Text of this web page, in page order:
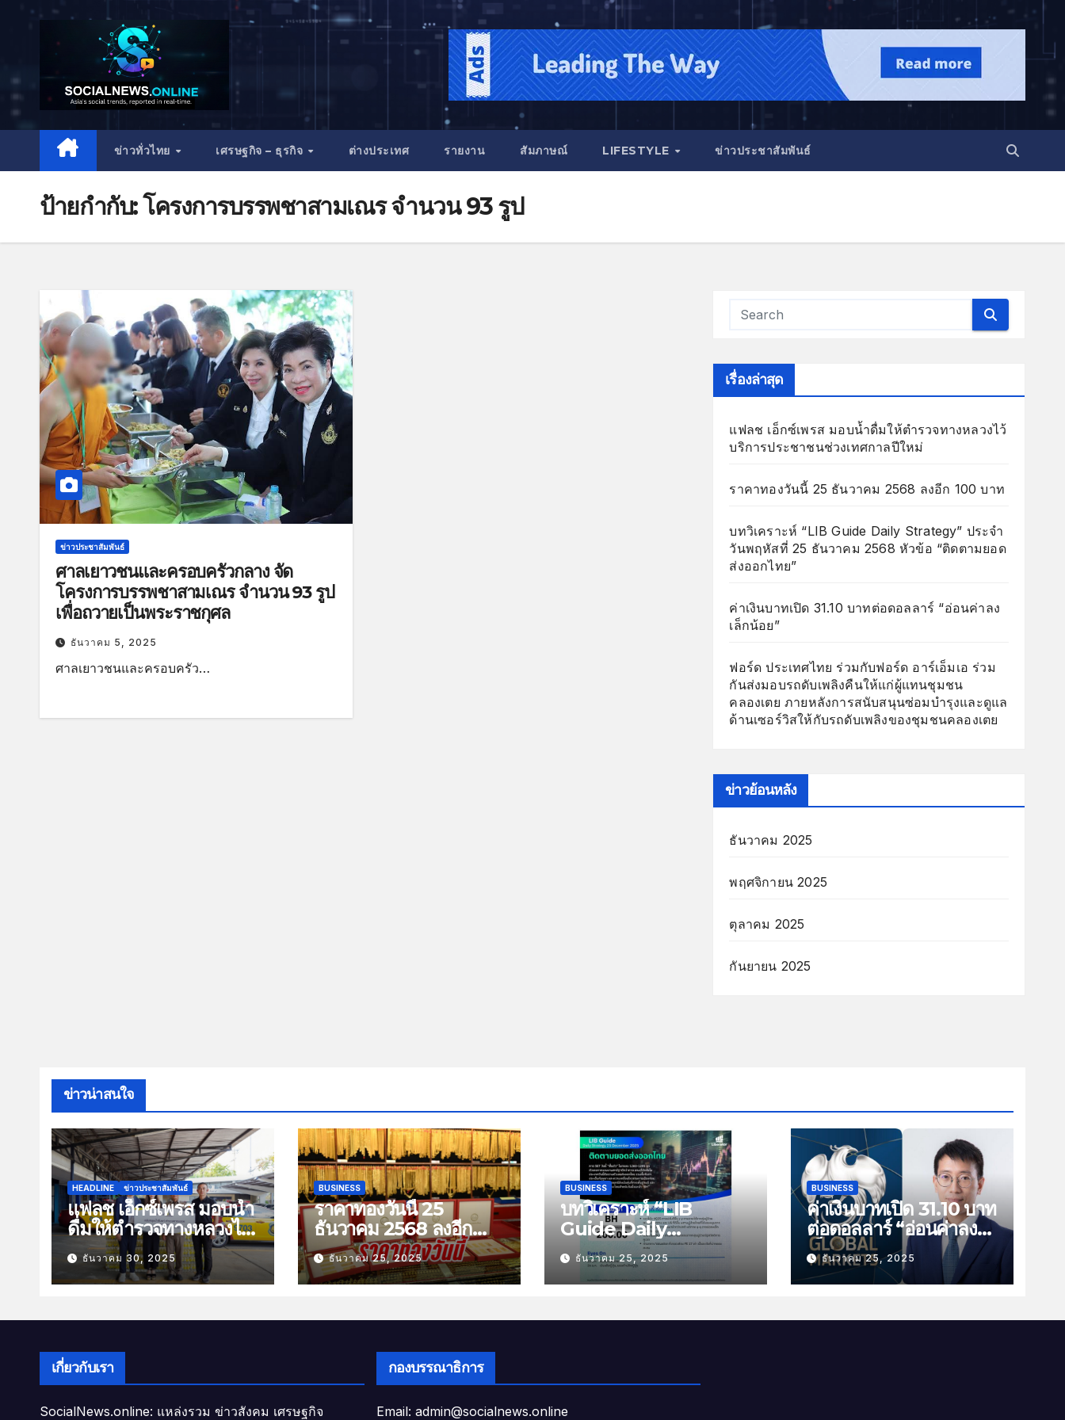
ข่าวทั่วไทย เศรษฐกิจ – ธุรกิจ ต่างประเทศ รายงาน สัมภาษณ์ LIFESTYLE ข่าวประชาสัมพันธ์
ป้ายกำกับ:โครงการบรรพชาสามเณร จำนวน 93 รูป
ข่าวประชาสัมพันธ์
ศาลเยาวชนและครอบครัวกลาง จัด
โครงการบรรพชาสามเณร จำนวน 93 รูป
เพื่อถวายเป็นพระราชกุศล
ธันวาคม 5, 2025
ศาลเยาวชนและครอบครัว…
เรื่องล่าสุด
แฟลช เอ็กซ์เพรส มอบน้ำดื่มให้ตำรวจทางหลวงไว้
บริการประชาชนช่วงเทศกาลปีใหม่
ราคาทองวันนี้ 25 ธันวาคม 2568 ลงอีก 100 บาท
บทวิเคราะห์ “LIB Guide Daily Strategy” ประจำ
วันพฤหัสที่ 25 ธันวาคม 2568 หัวข้อ “ติดตามยอด
ส่งออกไทย”
ค่าเงินบาทเปิด 31.10 บาทต่อดอลลาร์ “อ่อนค่าลง
เล็กน้อย”
ฟอร์ด ประเทศไทย ร่วมกับฟอร์ด อาร์เอ็มเอ ร่วม
กันส่งมอบรถดับเพลิงคืนให้แก่ผู้แทนชุมชน
คลองเตย ภายหลังการสนับสนุนซ่อมบำรุงและดูแล
ด้านเซอร์วิสให้กับรถดับเพลิงของชุมชนคลองเตย
ข่าวย้อนหลัง
ธันวาคม 2025
พฤศจิกายน 2025
ตุลาคม 2025
กันยายน 2025
ข่าวน่าสนใจ
HEADLINE ข่าวประชาสัมพันธ์
แฟลช เอ็กซ์เพรส มอบน้ำ
ดื่มให้ตำรวจทางหลวงไว้
บริการประชาชนช่วง
เทศกาลปีใหม่
ธันวาคม 30, 2025
BUSINESS
ราคาทองวันนี้ 25
ธันวาคม 2568 ลงอีก
100 บาท
ธันวาคม 25, 2025
BUSINESS
บทวิเคราะห์ “LIB
Guide Daily
Strategy” ประจำวัน
พฤหัสที่ 25 ธันวาคม
2568 หัวข้อ “ติดตาม
ธันวาคม 25, 2025
BUSINESS
ค่าเงินบาทเปิด 31.10 บาท
ต่อดอลลาร์ “อ่อนค่าลง
เล็กน้อย”
ธันวาคม 25, 2025
เกี่ยวกับเรา
SocialNews.online: แหล่งรวม ข่าวสังคม เศรษฐกิจ
กองบรรณาธิการ
Email: admin@socialnews.online